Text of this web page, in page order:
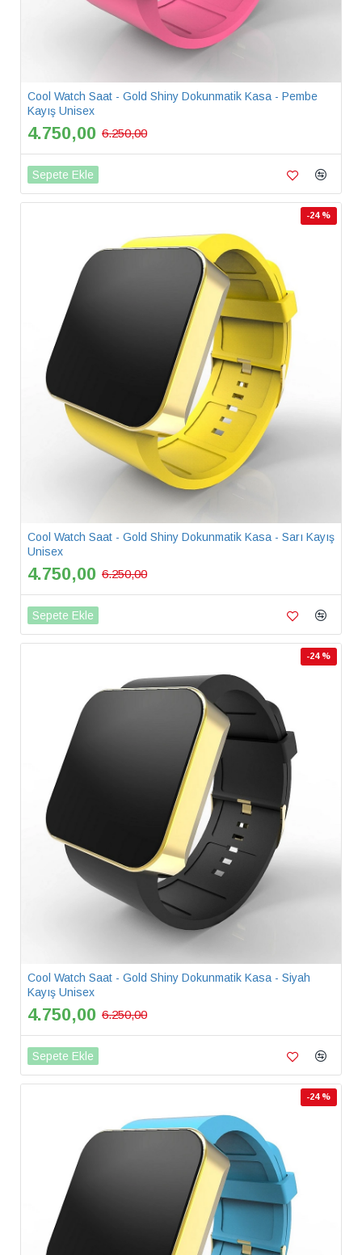
Cool Watch Saat - Gold Shiny Dokunmatik Kasa - Pembe
Kayış Unisex
4.750,00 6.250,00
Sepete Ekle
-24 %
Cool Watch Saat - Gold Shiny Dokunmatik Kasa - Sarı Kayış
Unisex
4.750,00 6.250,00
Sepete Ekle
-24 %
Cool Watch Saat - Gold Shiny Dokunmatik Kasa - Siyah
Kayış Unisex
4.750,00 6.250,00
Sepete Ekle
-24 %